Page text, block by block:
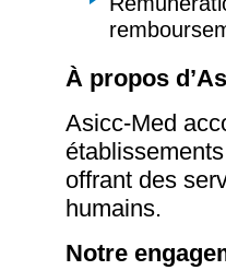
À propos
Asicc-Med
offrant des
humains.
Notre